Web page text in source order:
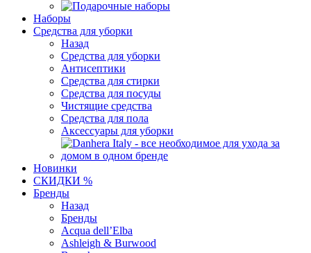
Наборы
Средства для уборки
Назад
Средства для уборки
Антисептики
Средства для стирки
Средства для посуды
Чистящие средства
Средства для пола
Аксессуары для уборки
Новинки
СКИДКИ %
Бренды
Назад
Бренды
Acqua dell’Elba
Ashleigh & Burwood